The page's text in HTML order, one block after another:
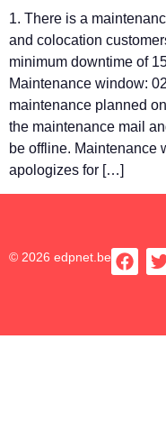
1. There is a
and colocation
minimum downtime of
Maintenance window:
maintenance planned
the maintenance mail
be offline. Maintenance
apologizes for […]
© 2026 edpnet.be